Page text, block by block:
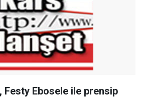
Festy Ebosele ile prensip